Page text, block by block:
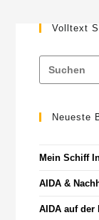
Volltext
Neueste
Mein Schiff
AIDA &
AIDA auf der